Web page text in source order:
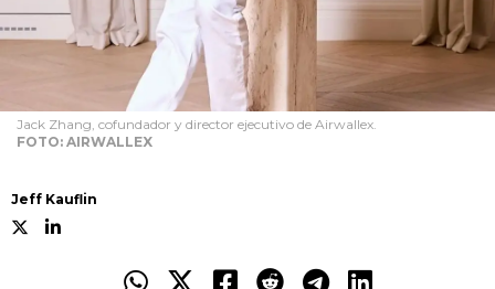
Jack Zhang, cofundador y director ejecutivo de Airwallex.
FOTO: AIRWALLEX
Jeff Kauflin